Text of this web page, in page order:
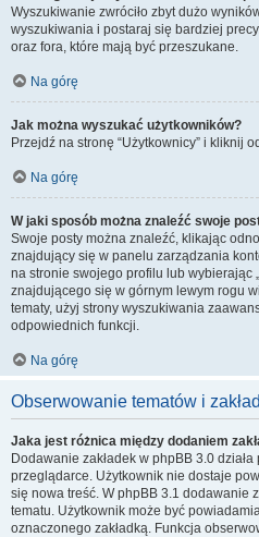
Wyszukiwanie zwróciło zbyt dużo
wyszukiwania i postaraj się bardziej
oraz fora, które mają być przeszukane.
Na górę
Jak można wyszukać użytkowników?
Przejdź na stronę “Użytkownicy” i kliknij
Na górę
W jaki sposób można znaleźć swoje
Swoje posty można znaleźć, klikając
znajdujący się w panelu zarządzania
na stronie swojego profilu lub wybierając
znajdującego się w górnym lewym rogu
tematy, użyj strony wyszukiwania
odpowiednich funkcji.
Na górę
Obserwowanie tematów i
Jaka jest różnica między dodaniem
Dodawanie zakładek w phpBB 3.0
przeglądarce. Użytkownik nie dostaje
się nowa treść. W phpBB 3.1 dodawanie
tematu. Użytkownik może być
oznaczonego zakładką. Funkcja